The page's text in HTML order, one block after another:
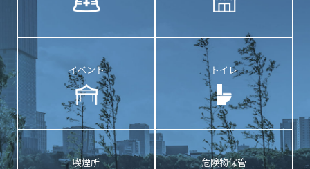
イベント トイレ
喫煙所 危険物保管